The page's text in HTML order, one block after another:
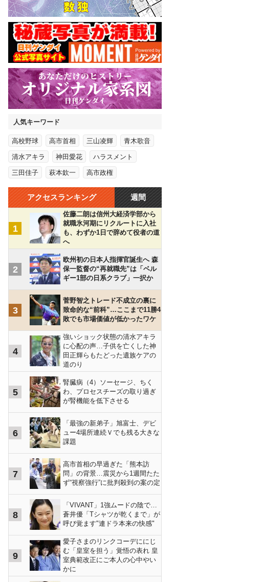
人気キーワード
高校野球 高市首相 三山凌輝 青木歌音
清水アキラ 神田愛花 ハラスメント
三田佳子 萩本欽一 高市政権
アクセスランキング 週間
1
佐藤二朗は信州大経済学部から
就職氷河期にリクルートに入社
も、わずか1日で辞めて役者の道
へ
2
欧州初の日本人指揮官誕生へ 森
保一監督の“再就職先”は「ベル
ギー1部の日系クラブ」一択か
3
菅野智之トレード不成立の裏に
致命的な“前科”…ここまで11勝4
敗でも市場価値が低かったワケ
4
強いショック状態の清水アキラ
に心配の声…子供を亡くした神
田正輝らもたどった遺族ケアの
道のり
5
腎臓病（4）ソーセージ、ちく
わ、プロセスチーズの取り過ぎ
が腎機能を低下させる
6
「最強の新弟子」旭富士、デビ
ュー4場所連続Ｖでも残る大きな
課題
7
高市首相の早過ぎた「熊本訪
問」の背景…震災から1週間たた
ず“視察強行”に批判殺到の案の定
8
「VIVANT」1強ムードの陰で…
蒼井優「Tシャツが乾くまで」が
呼び覚ます"連ドラ本来の快感"
9
愛子さまのリンクコーデににじ
む「皇室を担う」覚悟の表れ 皇
室典範改正にご本人の心中やい
かに